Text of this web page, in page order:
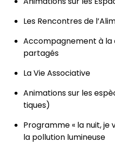
Les Rencontres de
Accompagnement à la
partagés
La Vie Associative
Animations sur les
tiques)
Programme « la nuit, je
la pollution lumineuse